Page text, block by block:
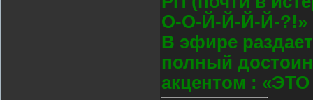
О-О-Й-Й-Й-Й-?!»
В эфире
полный
акцентом :